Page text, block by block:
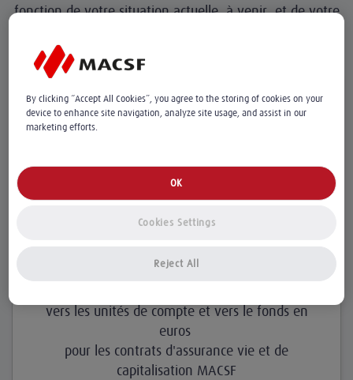
fonction de votre situation actuelle, à venir, et de votre
Offre Épargne : frais sur versements à
0%*
Frais sur versements à 0%*
vers les unités de compte et vers le fonds en
euros
pour les contrats d'assurance vie et de
capitalisation MACSF
By clicking “Accept All Cookies”, you agree to the storing of cookies on your
device to enhance site navigation, analyze site usage, and assist in our
marketing efforts.
Reject All
OK
Cookies Settings